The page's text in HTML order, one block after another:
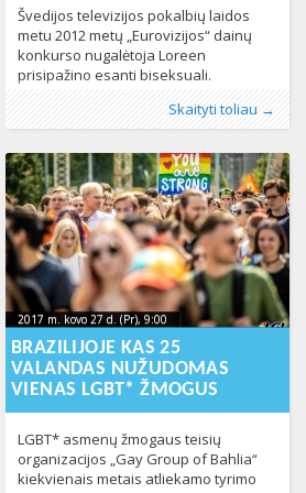
Švedijos televizijos pokalbių laidos
metu 2012 metų „Eurovizijos“ dainų
konkurso nugalėtoja Loreen
prisipažino esanti biseksuali.
,,Daugelis žmonių yra susikoncentravę
į lytį, seksualinę orientaciją. Meilė yra
kur kas daugiau. Aš dažnai sakau:
meilė yra ten, kur tu ją randi,“ –
pasakojo atlikėja. Laidos vedėjui
paprašius patikslinti, ar tai reiškia, kad
dainininkė yra biseksuali, Loreen
atsakė teigiamai.
Skaityti toliau →
Publikavo:Aliona, LGL
Kategorijos:Kultūra,Naujienos,Pasaulyje349
Žymos:Biseksualumas,Seksualinė
orientacija316
2017 m. kovo 27 d. (Pr), 9:00
2023-10-19T13:05:26+00:00
2017 m. kovo 27 d. (Pr), 9:00
2023-10-
19T13:05:26+00:00
BRAZILIJOJE KAS 25
VALANDAS NUŽUDOMAS
VIENAS LGBT* ŽMOGUS
LGBT* asmenų žmogaus teisių
organizacijos „Gay Group of Bahlia“
kiekvienais metais atliekamo tyrimo